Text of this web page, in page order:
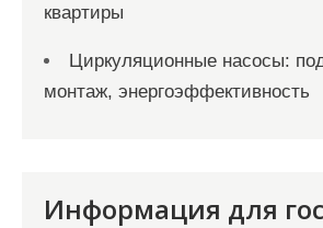
квартиры
Циркуляционные насосы:
монтаж, энергоэффективность
Информация для